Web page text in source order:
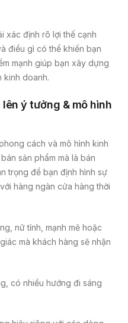
xác định rõ lợi thế cạnh
điều gì có thể khiến bạn
mạnh giúp bạn xây dựng
kinh doanh.
lên ý tưởng & mô hình
cách và mô hình kinh
sản phẩm mà là bán
trọng để bạn định hình sự
hàng ngàn cửa hàng thời
nữ tính, mạnh mẽ hoặc
mà khách hàng sẽ nhận
có nhiều hướng đi sáng